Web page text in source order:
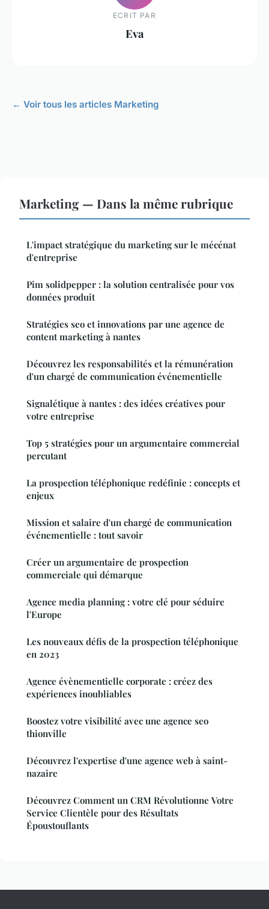
ECRIT PAR
Eva
← Voir tous les articles Marketing
Marketing — Dans la même rubrique
L'impact stratégique du marketing sur le mécénat
d'entreprise
Pim solidpepper : la solution centralisée pour vos
données produit
Stratégies seo et innovations par une agence de
content marketing à nantes
Découvrez les responsabilités et la rémunération
d'un chargé de communication événementielle
Signalétique à nantes : des idées créatives pour
votre entreprise
Top 5 stratégies pour un argumentaire commercial
percutant
La prospection téléphonique redéfinie : concepts et
enjeux
Mission et salaire d'un chargé de communication
événementielle : tout savoir
Créer un argumentaire de prospection
commerciale qui démarque
Agence media planning : votre clé pour séduire
l'Europe
Les nouveaux défis de la prospection téléphonique
en 2023
Agence évènementielle corporate : créez des
expériences inoubliables
Boostez votre visibilité avec une agence seo
thionville
Découvrez l'expertise d'une agence web à saint-
nazaire
Découvrez Comment un CRM Révolutionne Votre
Service Clientèle pour des Résultats
Époustouflants